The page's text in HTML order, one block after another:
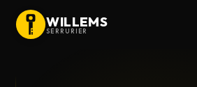
WILLEMS
SERRURIER